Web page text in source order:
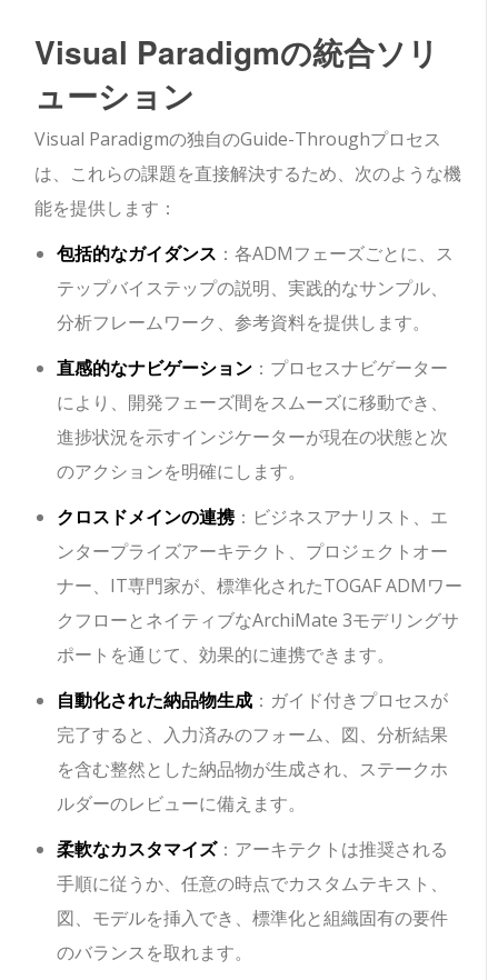
Visual Paradigmの統合ソリ
ューション
Visual Paradigmの独自のGuide-Throughプロセス
は、これらの課題を直接解決するため、次のような機
能を提供します：
包括的なガイダンス ：各ADMフェーズごとに、ス
テップバイステップの説明、実践的なサンプル、
分析フレームワーク、参考資料を提供します。
直感的なナビゲーション ：プロセスナビゲーター
により、開発フェーズ間をスムーズに移動でき、
進捗状況を示すインジケーターが現在の状態と次
のアクションを明確にします。
クロスドメインの連携：ビジネスアナリスト、エ
ンタープライズアーキテクト、プロジェクトオー
ナー、IT専門家が、標準化されたTOGAF ADMワー
クフローとネイティブなArchiMate 3モデリングサ
ポートを通じて、効果的に連携できます。
自動化された納品物生成 ：ガイド付きプロセスが
完了すると、入力済みのフォーム、図、分析結果
を含む整然とした納品物が生成され、ステークホ
ルダーのレビューに備えます。
柔軟なカスタマイズ：アーキテクトは推奨される
手順に従うか、任意の時点でカスタムテキスト、
図、モデルを挿入でき、標準化と組織固有の要件
のバランスを取れます。